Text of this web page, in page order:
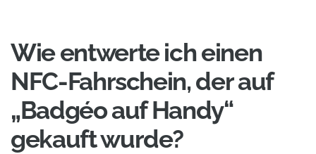
Wie entwerte ich einen
NFC-Fahrschein, der auf
„Badgéo auf Handy“
gekauft wurde?